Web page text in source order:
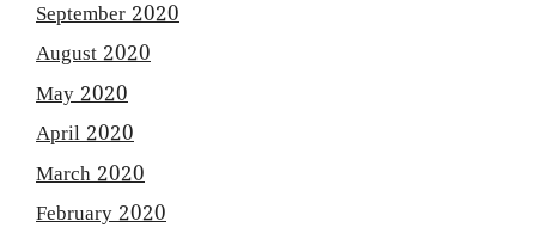
September 2020
August 2020
May 2020
April 2020
March 2020
February 2020